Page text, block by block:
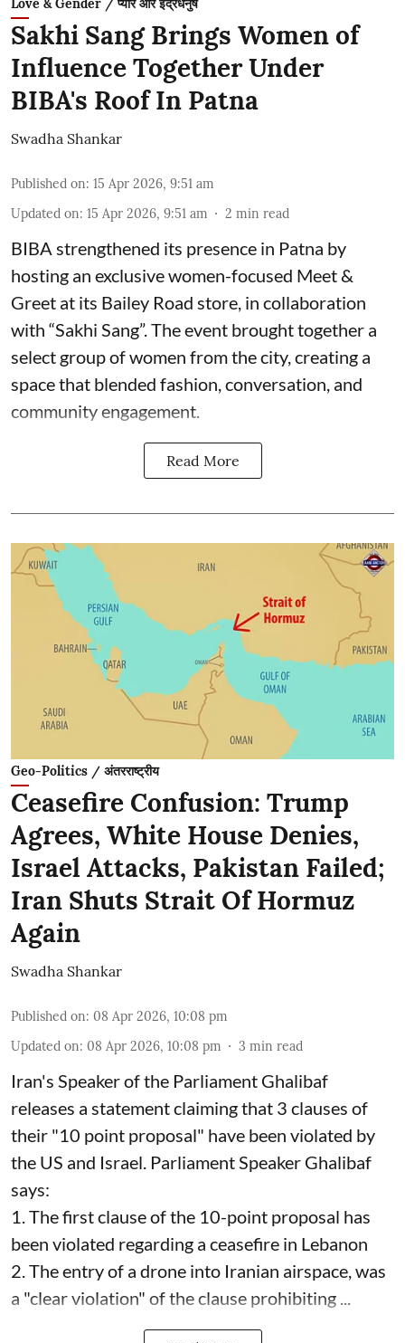
Love & Gender / प्यार और इंद्रधनुष
Sakhi Sang Brings Women of
Influence Together Under
BIBA's Roof In Patna
Swadha Shankar
Published on: 15 Apr 2026, 9:51 am
Updated on: 15 Apr 2026, 9:51 am 2 min read
BIBA strengthened its presence in Patna by
hosting an exclusive women-focused Meet &
Greet at its Bailey Road store, in collaboration
with “Sakhi Sang”. The event brought together a
select group of women from the city, creating a
space that blended fashion, conversation, and
community engagement.
Read More
Geo-Politics / अंतरराष्ट्रीय
Ceasefire Confusion: Trump
Agrees, White House Denies,
Israel Attacks, Pakistan Failed;
Iran Shuts Strait Of Hormuz
Again
Swadha Shankar
Published on: 08 Apr 2026, 10:08 pm
Updated on: 08 Apr 2026, 10:08 pm 3 min read
Iran's Speaker of the Parliament Ghalibaf
releases a statement claiming that 3 clauses of
their "10 point proposal" have been violated by
the US and Israel. Parliament Speaker Ghalibaf
says:
1. The first clause of the 10-point proposal has
been violated regarding a ceasefire in Lebanon
2. The entry of a drone into Iranian airspace, was
a "clear violation" of the clause prohibiting ...